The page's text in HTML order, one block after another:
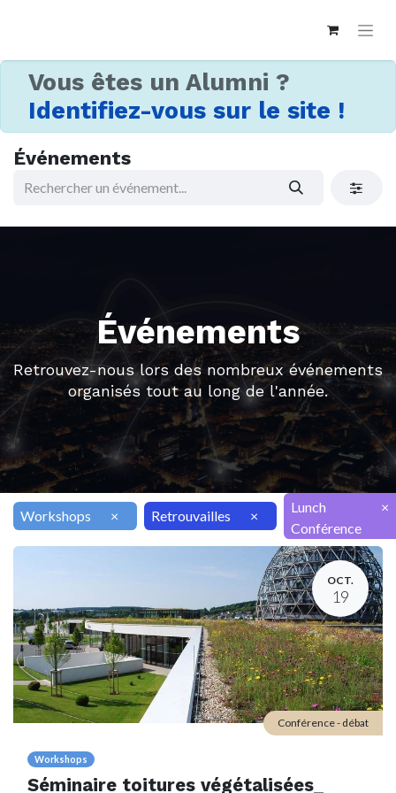
Vous êtes un Alumni ?
Identifiez-vous sur le site !
Événements
Événements
Retrouvez-nous lors des nombreux événements
organisés tout au long de l'année.
Workshops × Retrouvailles ×
Lunch
Conférence
×
OCT.
19
Workshops
Séminaire toitures végétalisées_
Conférence - débat